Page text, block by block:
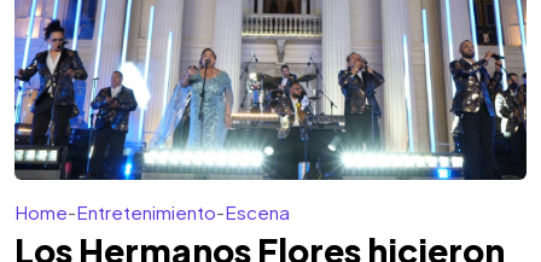
Home-Entretenimiento-Escena
Los Hermanos Flores hicieron